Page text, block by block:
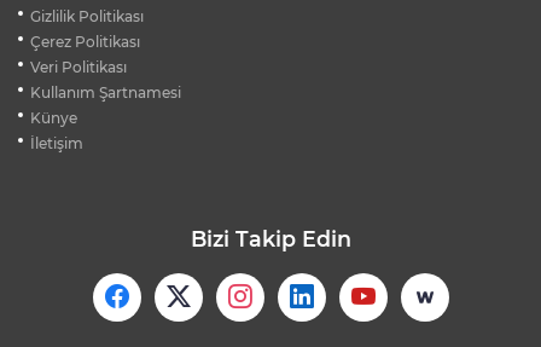
FENERBAHÇE'DEN UEFA KADROSUNDA
Gizlilik Politikası
Çerez Politikası
Veri Politikası
Kullanım Şartnamesi
Künye
İletişim
Bizi Takip Edin